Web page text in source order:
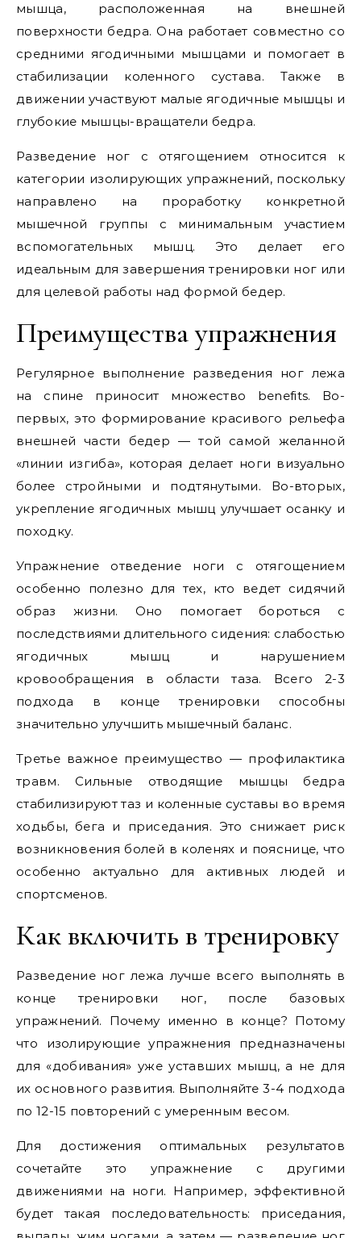
мышца, расположенная на внешней
поверхности бедра. Она работает совместно со
средними ягодичными мышцами и помогает в
стабилизации коленного сустава. Также в
движении участвуют малые ягодичные мышцы и
глубокие мышцы-вращатели бедра.
Разведение ног с отягощением относится к
категории изолирующих упражнений, поскольку
направлено на проработку конкретной
мышечной группы с минимальным участием
вспомогательных мышц. Это делает его
идеальным для завершения тренировки ног или
для целевой работы над формой бедер.
Преимущества упражнения
Регулярное выполнение разведения ног лежа
на спине приносит множество benefits. Во-
первых, это формирование красивого рельефа
внешней части бедер — той самой желанной
«линии изгиба», которая делает ноги визуально
более стройными и подтянутыми. Во-вторых,
укрепление ягодичных мышц улучшает осанку и
походку.
Упражнение отведение ноги с отягощением
особенно полезно для тех, кто ведет сидячий
образ жизни. Оно помогает бороться с
последствиями длительного сидения: слабостью
ягодичных мышц и нарушением
кровообращения в области таза. Всего 2-3
подхода в конце тренировки способны
значительно улучшить мышечный баланс.
Третье важное преимущество — профилактика
травм. Сильные отводящие мышцы бедра
стабилизируют таз и коленные суставы во время
ходьбы, бега и приседания. Это снижает риск
возникновения болей в коленях и пояснице, что
особенно актуально для активных людей и
спортсменов.
Как включить в тренировку
Разведение ног лежа лучше всего выполнять в
конце тренировки ног, после базовых
упражнений. Почему именно в конце? Потому
что изолирующие упражнения предназначены
для «добивания» уже уставших мышц, а не для
их основного развития. Выполняйте 3-4 подхода
по 12-15 повторений с умеренным весом.
Для достижения оптимальных результатов
сочетайте это упражнение с другими
движениями на ноги. Например, эффективной
будет такая последовательность: приседания,